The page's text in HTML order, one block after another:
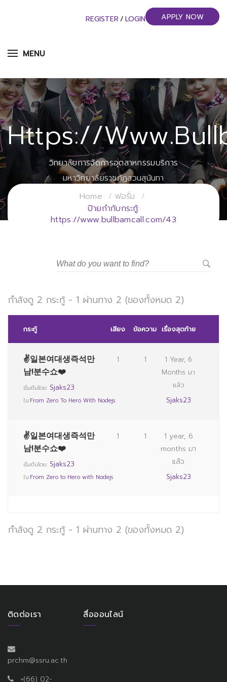
MENU
REGISTER / LOGIN APPLY NOW
Https://
วิทยาลัยการจัดการอุตสาหกรรมบริการ
มหาวิทยาลัยราชภัฏสวนสุนันทา
Home
ฟอรั่ม
ป้ายกำกับกระทู้:
https://www.bullbamcall.com/43
กำลังดู 2 กระทู้ - 1 ผ่านทาง 2 (ของทั้งหมด 2)
กระทู้ เสียง ข้อความ เรื่องสุดท้าย
✌일본여대생즉석만
남!분수쇼❤️
เริ่มต้นโดย: Sjaks23
ใน:From Zero To Hero With Nodejs
1 1
1 Year, 6
Months มา
แล้ว
Sjaks23
✌일본여대생즉석만
남!분수쇼❤️
เริ่มต้นโดย: Sjaks23
ใน:From Zero to Hero with Nodejs
1 1
1 year, 6
months มา
แล้ว
Sjaks23
กำลังดู 2 กระทู้ - 1 ผ่านทาง 2 (ของทั้งหมด 2)
ติดต่อเรา
prchm@ssru.ac.th
+(66) 02-
สื่อออนไลน์